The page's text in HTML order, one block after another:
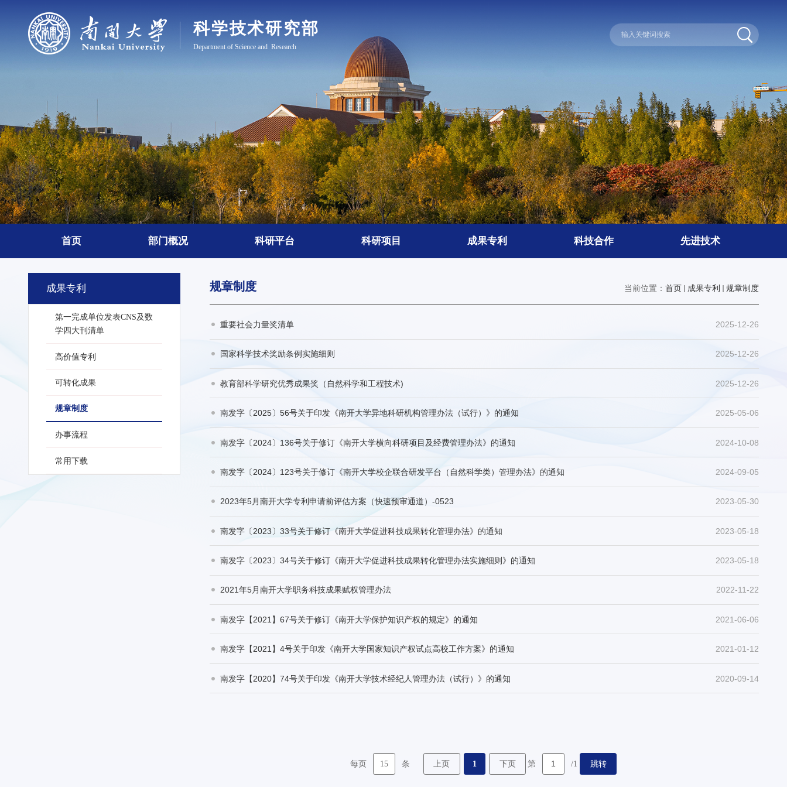
首页 部门概况 科研平台 科研项目 成果专利 科技合作 先进技术
成果专利
第一完成单位发表CNS及数
学四大刊清单
高价值专利
可转化成果
规章制度
办事流程
常用下载
当前位置： 首页 成果专利 规章制度
规章制度
重要社会力量奖清单 2025-12-26
国家科学技术奖励条例实施细则 2025-12-26
教育部科学研究优秀成果奖（自然科学和工程技术) 2025-12-26
南发字〔2025〕56号关于印发《南开大学异地科研机构管理办法（试行）》的通知 2025-05-06
南发字〔2024〕136号关于修订《南开大学横向科研项目及经费管理办法》的通知 2024-10-08
南发字〔2024〕123号关于修订《南开大学校企联合研发平台（自然科学类）管理办法》的通知 2024-09-05
2023年5月南开大学专利申请前评估方案（快速预审通道）-0523 2023-05-30
南发字〔2023〕33号关于修订《南开大学促进科技成果转化管理办法》的通知 2023-05-18
南发字〔2023〕34号关于修订《南开大学促进科技成果转化管理办法实施细则》的通知 2023-05-18
2021年5月南开大学职务科技成果赋权管理办法 2022-11-22
南发字【2021】67号关于修订《南开大学保护知识产权的规定》的通知 2021-06-06
南发字【2021】4号关于印发《南开大学国家知识产权试点高校工作方案》的通知 2021-01-12
南发字【2020】74号关于印发《南开大学技术经纪人管理办法（试行）》的通知 2020-09-14
每页 15 条 上页 1 下页 第 /1 跳转